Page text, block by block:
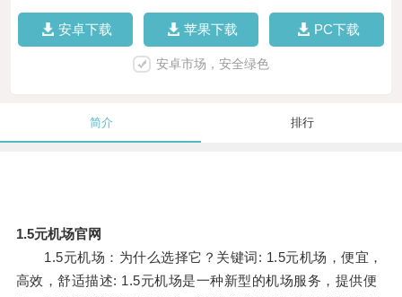
安卓下载 苹果下载 PC下载
安卓市场，安全绿色
简介 排行
1.5元机场官网
1.5元机场：为什么选择它？关键词: 1.5元机场，便宜，
高效，舒适描述: 1.5元机场是一种新型的机场服务，提供便